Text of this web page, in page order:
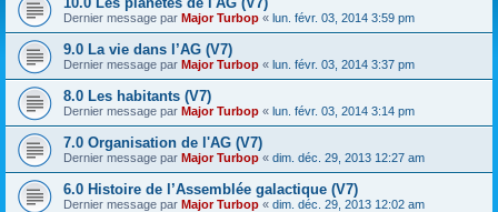
r
Dernier message par Major Turbop « lun. févr. 03, 2014 3:59 pm
9.0 La vie dans l’AG (V7)
Dernier message par Major Turbop « lun. févr. 03, 2014 3:37 pm
8.0 Les habitants (V7)
Dernier message par Major Turbop « lun. févr. 03, 2014 3:14 pm
7.0 Organisation de l'AG (V7)
Dernier message par Major Turbop « dim. déc. 29, 2013 12:27 am
6.0 Histoire de l’Assemblée galactique (V7)
Dernier message par Major Turbop « dim. déc. 29, 2013 12:02 am